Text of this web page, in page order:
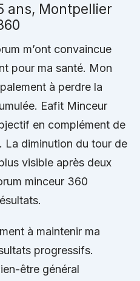
ans, Montpellier
m’ont convaincue
pour ma santé. Mon
à perdre la
Eafit Minceur
en complément de
La diminution du tour de
visible après deux
minceur 360
à maintenir ma
progressifs.
être général